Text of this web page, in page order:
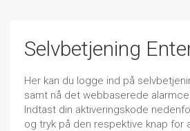
Selvbetjening
Her kan du logge ind på
samt nå det webbaserede
Indtast din aktiveringskode
og tryk på den respektive knap for